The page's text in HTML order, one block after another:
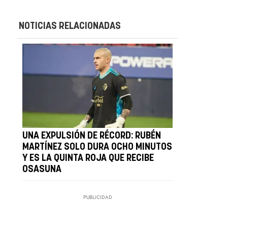
NOTICIAS RELACIONADAS
UNA EXPULSIÓN DE RÉCORD: RUBÉN
MARTÍNEZ SOLO DURA OCHO MINUTOS
Y ES LA QUINTA ROJA QUE RECIBE
OSASUNA